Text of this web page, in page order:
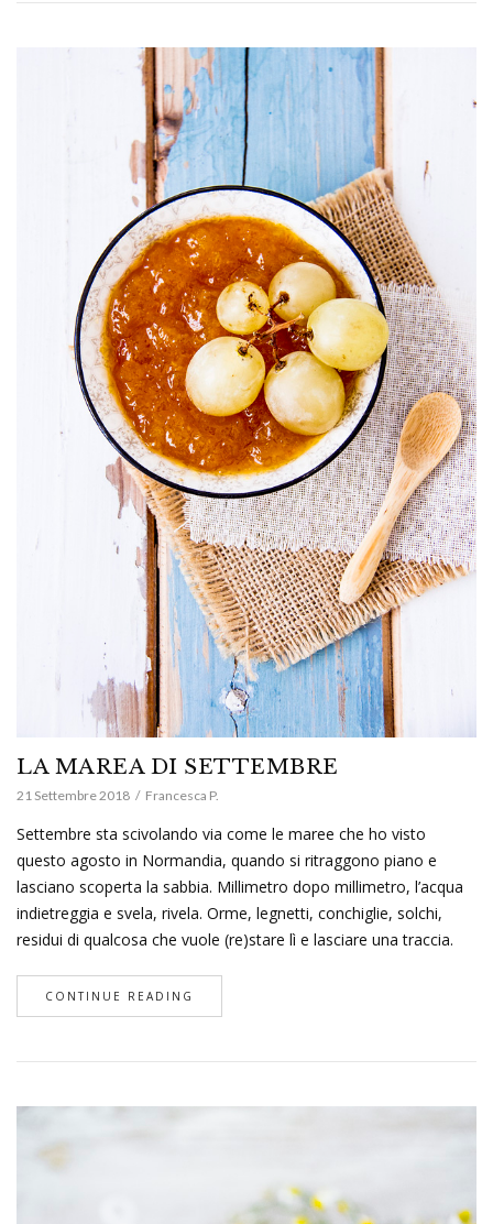
LA MAREA DI SETTEMBRE
21 Settembre 2018 Francesca P.
Settembre sta scivolando via come le maree che ho visto
questo agosto in Normandia, quando si ritraggono piano e
lasciano scoperta la sabbia. Millimetro dopo millimetro, l’acqua
indietreggia e svela, rivela. Orme, legnetti, conchiglie, solchi,
residui di qualcosa che vuole (re)stare lì e lasciare una traccia.
CONTINUE READING